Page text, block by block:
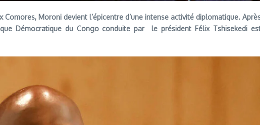
Comores, Moroni devient l’épicentre d’une intense activité diplomatique. Apr
Démocratique du Congo conduite par le président Félix Tshisekedi